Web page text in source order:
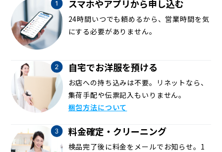
スマホやアプリから申し込む
24時間いつでも頼めるから、営業時間を気
にする必要がありません。
自宅でお洋服を預ける
お店への持ち込みは不要。リネットなら、
集荷手配や伝票記入もいりません。
梱包方法について
料金確定・クリーニング
検品完了後に料金をメールでお知らせ。1